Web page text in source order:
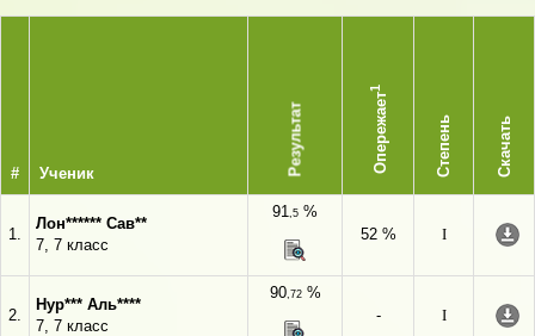
# Ученик Результат Опережает
1
Степень Скачать
1.
Лон****** Сав**
7, 7 класс
91,5 %
52 %
I
2.
Нур*** Аль****
7, 7 класс
90,72%
-
I